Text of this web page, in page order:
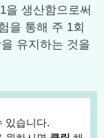
을 생산함으로써
을 통해 주 1회
유지하는 것을
있습니다.